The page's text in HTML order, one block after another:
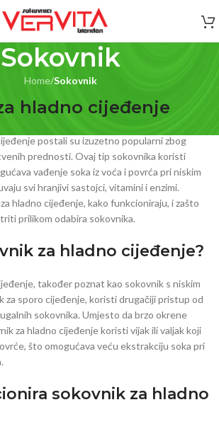
Sokovnik
Home/Sokovnik
hladno cijeđenje
postali su izuzetno popularni zbog
prednosti. Ovaj tip sokovnika koristi
vađenje soka iz voća i povrća pri niskim
svi hranjivi sastojci, vitamini i enzimi.
hladno cijeđenje, kako funkcioniraju, i zašto
prilikom odabira sokovnika.
za hladno cijeđenje?
također poznat kao sokovnik s niskim
za sporo cijeđenje, koristi drugačiji pristup od
sokovnika. Umjesto da brzo okrene
za hladno cijeđenje koristi vijak ili valjak koji
što omogućava veću ekstrakciju soka pri
sokovnik za hladno